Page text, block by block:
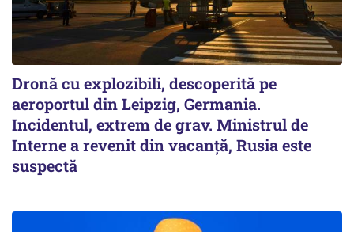
Dronă cu explozibili, descoperită pe
aeroportul din Leipzig, Germania.
Incidentul, extrem de grav. Ministrul de
Interne a revenit din vacanță, Rusia este
suspectă